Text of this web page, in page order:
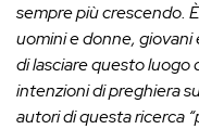
sempre più crescendo.
uomini e donne, giovani
di lasciare questo luogo
intenzioni di preghiera
autori di questa ricerca